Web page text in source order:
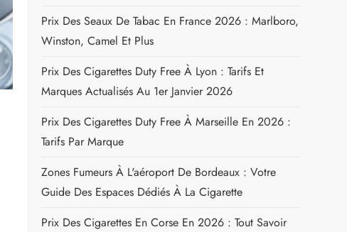
Prix Des Seaux De Tabac En France 2026 : Marlboro,
Winston, Camel Et Plus
Prix Des Cigarettes Duty Free À Lyon : Tarifs Et
Marques Actualisés Au 1er Janvier 2026
Prix Des Cigarettes Duty Free À Marseille En 2026 :
Tarifs Par Marque
Zones Fumeurs À L'aéroport De Bordeaux : Votre
Guide Des Espaces Dédiés À La Cigarette
Prix Des Cigarettes En Corse En 2026 : Tout Savoir